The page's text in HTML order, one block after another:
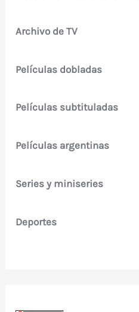
Archivo de TV
Películas dobladas
Películas subtituladas
Películas argentinas
Series y miniseries
Deportes